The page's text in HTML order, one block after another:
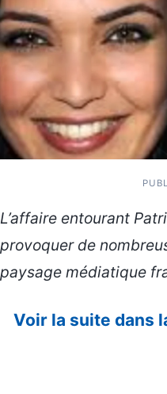
L’affaire entourant
provoquer de
paysage médiatique
Voir la suite dans